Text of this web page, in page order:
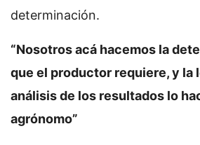
determinación.
“Nosotros acá hacemos la
que el productor requiere, y la
análisis de los resultados lo
agrónomo”